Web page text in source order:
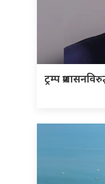
ट्रम्प